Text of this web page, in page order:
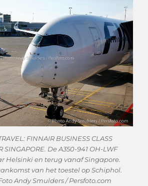
FINNAIR BUSINESS CLASS
SINGAPORE. De A350-941 OH-LWF
Helsinki en terug vanaf Singapore.
van het toestel op Schiphol.
Andy Smulders / Persfoto.com